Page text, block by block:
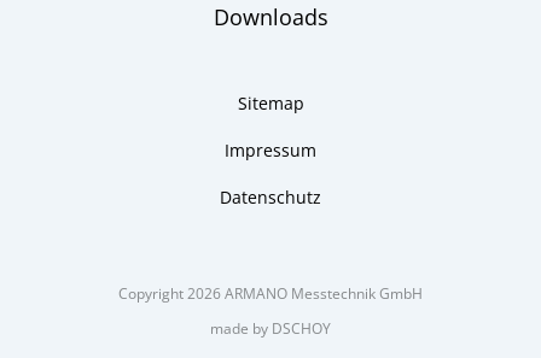
Downloads
Sitemap
Impressum
Datenschutz
Copyright 2026 ARMANO Messtechnik GmbH
made by DSCHOY